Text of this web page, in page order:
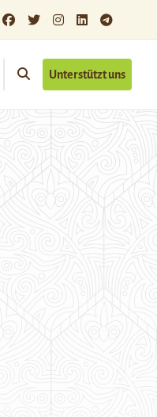
Unterstützt uns